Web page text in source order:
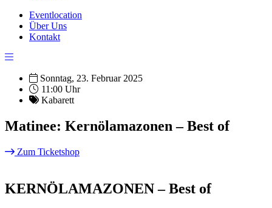
Eventlocation
Über Uns
Kontakt
Sonntag, 23. Februar 2025
11:00 Uhr
Kabarett
Matinee: Kernölamazonen – Best of
Zum Ticketshop
KERNÖLAMAZONEN – Best of